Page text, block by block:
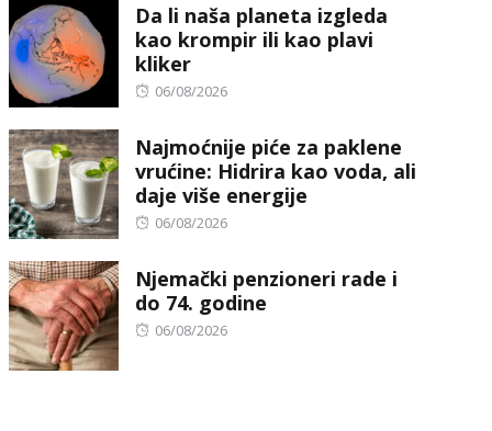
Da li naša planeta izgleda
kao krompir ili kao plavi
kliker
Posted
06/08/2026
Najmoćnije piće za paklene
vrućine: Hidrira kao voda, ali
daje više energije
Posted
06/08/2026
Njemački penzioneri rade i
do 74. godine
Posted
06/08/2026